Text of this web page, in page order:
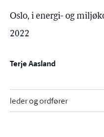
Oslo, i energi- og
2022
Terje Aasland
leder og ordfører